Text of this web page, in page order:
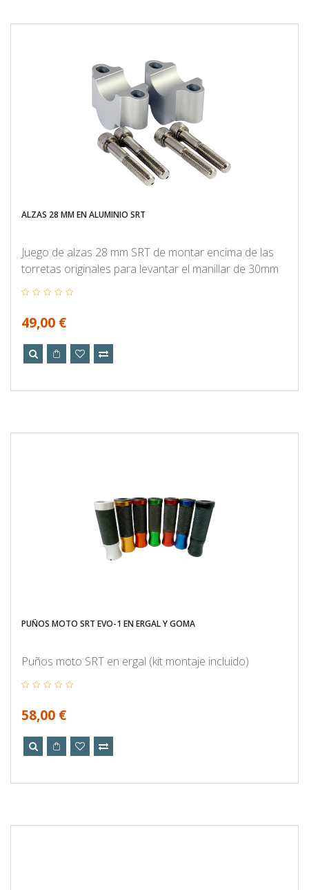
ALZAS 28 MM EN ALUMINIO SRT
Juego de alzas 28 mm SRT de montar encima de las
torretas originales para levantar el manillar de 30mm
49,00 €
PUÑOS MOTO SRT EVO-1 EN ERGAL Y GOMA
Puños moto SRT en ergal (kit montaje incluido)
58,00 €